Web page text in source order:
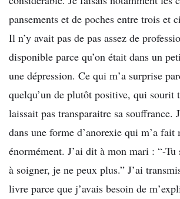
pansements et de poches entre trois et
Il n’y avait pas de pas assez de
disponible parce qu’on était dans un
une dépression. Ce qui m’a surprise
quelqu’un de plutôt positive, qui sourit
laissait pas transparaitre sa souffrance.
dans une forme d’anorexie qui m’a
énormément. J’ai dit à mon mari : “-Tu
à soigner, je ne peux plus.” J’ai
livre parce que j’avais besoin de